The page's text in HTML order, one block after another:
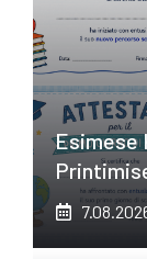
Esimese